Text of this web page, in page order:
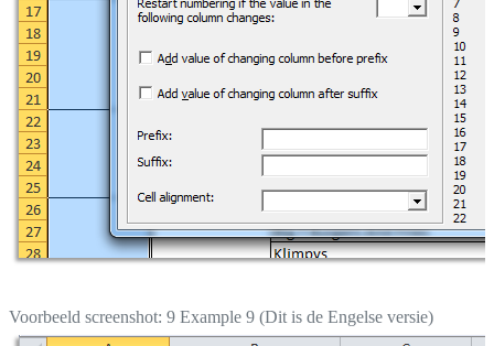
Voorbeeld screenshot: 9 Example 9 (Dit is de Engelse versie)